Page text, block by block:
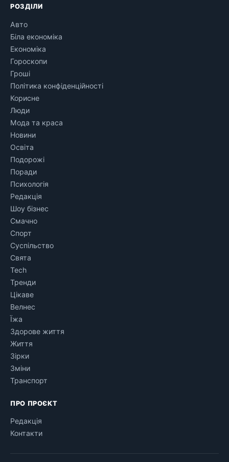
РОЗДІЛИ
Авто
Біла економіка
Економіка
Гороскопи
Гроші
Політика конфіденційності
Корисне
Люди
Мода та краса
Новини
Освіта
Подорожі
Поради
Психологія
Редакція
Шоу бізнес
Смачно
Спорт
Суспільство
Свята
Tech
Тренди
Цікаве
Велнес
Їжа
Здорове життя
Життя
Зірки
Зміни
Транспорт
ПРО ПРОЄКТ
Редакція
Контакти